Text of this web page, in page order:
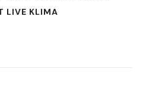
LIVE KLIMA